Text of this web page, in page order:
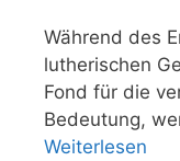
Während des
lutherischen
Fond für die
Bedeutung,
Weiterlesen